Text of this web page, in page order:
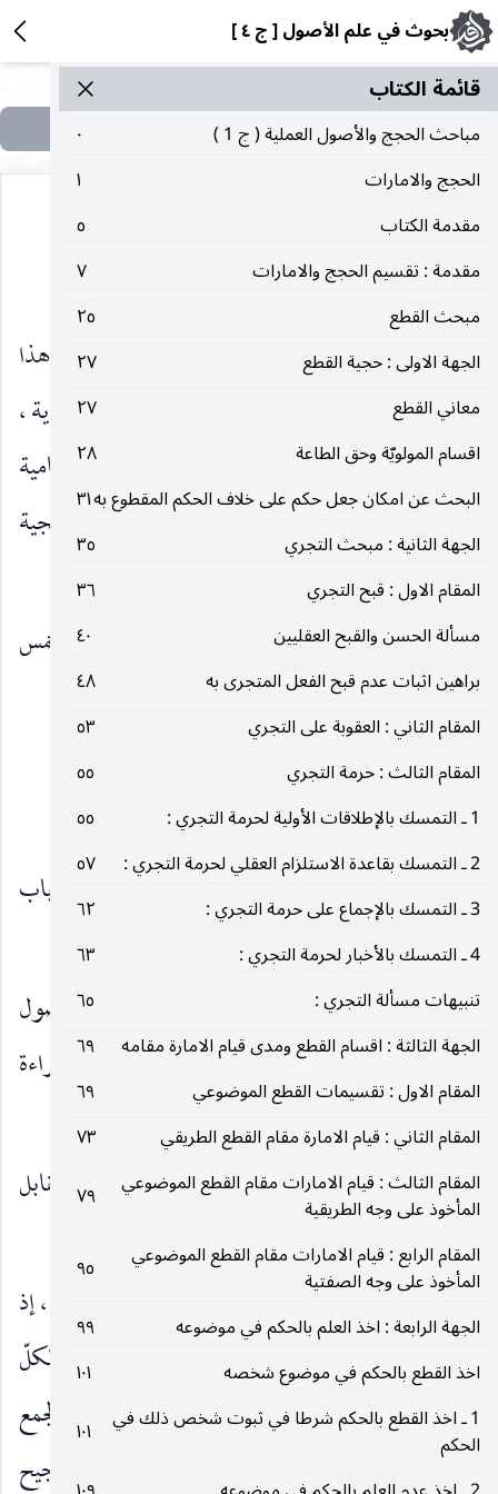
بحوث في علم الأصول [ ج ٤ ]
قائمة الکتاب
مباحث الحجج والأصول العملية ( ج 1 )
٠
الحجج والامارات
١
مقدمة الكتاب
٥
مقدمة : تقسيم الحجج والامارات
٧
مبحث القطع
٢٥
الجهة الاولى : حجية القطع
٢٧
معاني القطع
٢٧
اقسام المولويّة وحق الطاعة
٢٨
البحث عن امكان جعل حكم على خلاف الحكم المقطوع به٣١
الجهة الثانية : مبحث التجري
٣٥
المقام الاول : قبح التجري
٣٦
مسألة الحسن والقبح العقليين
٤٠
براهين اثبات عدم قبح الفعل المتجرى به
٤٨
المقام الثاني : العقوبة على التجري
٥٣
المقام الثالث : حرمة التجري
٥٥
1 ـ التمسك بالإطلاقات الأولية لحرمة التجري :
٥٥
2 ـ التمسك بقاعدة الاستلزام العقلي لحرمة التجري :
٥٧
3 ـ التمسك بالإجماع على حرمة التجري :
٦٢
4 ـ التمسك بالأخبار لحرمة التجري :
٦٣
تنبيهات مسألة التجري :
٦٥
الجهة الثالثة : اقسام القطع ومدى قيام الامارة مقامه
٦٩
المقام الاول : تقسيمات القطع الموضوعي
٦٩
المقام الثاني : قيام الامارة مقام القطع الطريقي
٧٣
المقام الثالث : قيام الامارات مقام القطع الموضوعي
المأخوذ على وجه الطريقية
٧٩
المقام الرابع : قيام الامارات مقام القطع الموضوعي
المأخوذ على وجه الصفتية
٩٥
الجهة الرابعة : اخذ العلم بالحكم في موضوعه
٩٩
اخذ القطع بالحكم في موضوع شخصه
١٠١
1 ـ اخذ القطع بالحكم شرطا في ثبوت شخص ذلك في
الحكم
١٠١
دليل الانسداد وحجيّة مطلق الظن
ونتكلّم فيه بالمقدار الّذي يفي بتقرير أصل هذا
البحث وأساسياته مع ترك التفاصيل الفرضية والتقديرية ،
لأنَّ أصل هذا الدليل تقدير وفرض مبني على عدم تمامية
الدليل على حجة شرعية وانسداد بابه وقد عرفت حجية
خبر الثقة شرعاً.
وقد ركبه صاحب الكفاية ( قده ) من مقدمات خمس
كما يلي :
الأُولى ـالعلم إجمالاً بثبوت تكاليف في الشريعة.
الثانية ـانسداد باب العلم والعلمي في مقام تعيينها.
الثالثة ـعدم جواز إهمالها رأساً لمجرّد انسداد باب
العلم.
الرابعة ـعدم جواز الرجوع إلى القواعد والأصول
المقررة أو المحتمل تقررها في كلّ مسألة من أصالة البراءة
أو الاحتياط أو الاستصحاب أو القرعة.
الخامسة ـعدم جواز الأخذ بالموهومات في مقابل
المظنونات.
فإذا تمّت هذه المقدمات الخمس تعيّن العمل بالظنّ ، إذ
لو لم نأخذ به فإما أَنْ يكون من جهة الإهمال لكلّ
المحتملات وهو خلف المقدمة الثالثة أو باعتبار الجمع
والاحتياط بلحاظها وهو خلف المقدمة الرابعة أو بترجيح